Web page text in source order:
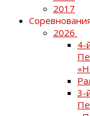
2017
2026
4-
3-